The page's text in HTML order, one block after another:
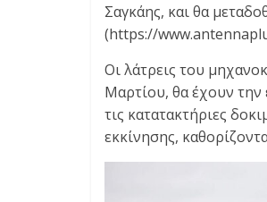
Σαγκάης, και θα
(https://
Οι λάτρεις του
Μαρτίου, θα έχουν την
τις κατατακτήριες
εκκίνησης,